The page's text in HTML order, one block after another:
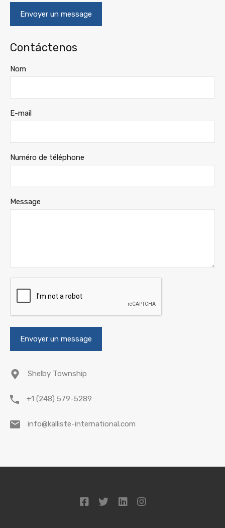
Contáctenos
Nom
E-mail
Numéro de téléphone
Message
Shelby Township
+1 (248) 579-5289
info@kalliste-international.com